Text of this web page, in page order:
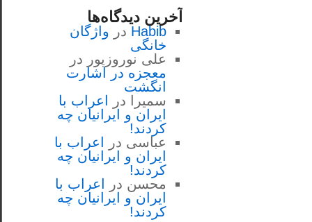
آخرین دیدگاه‌ها
Habib در واژگان
خانگی
علی نوروزپور در
معجزه در اشارت
انگشت
سمیرا
در
اعراب با
ايران و ايرانيان چه
كردند!
عباسی در
اعراب با
ايران و ايرانيان چه
كردند!
محسن در
اعراب با
ايران و ايرانيان چه
كردند!